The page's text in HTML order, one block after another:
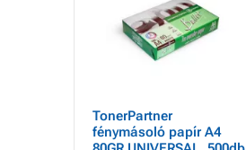
TonerPartner
fénymásoló papír A4